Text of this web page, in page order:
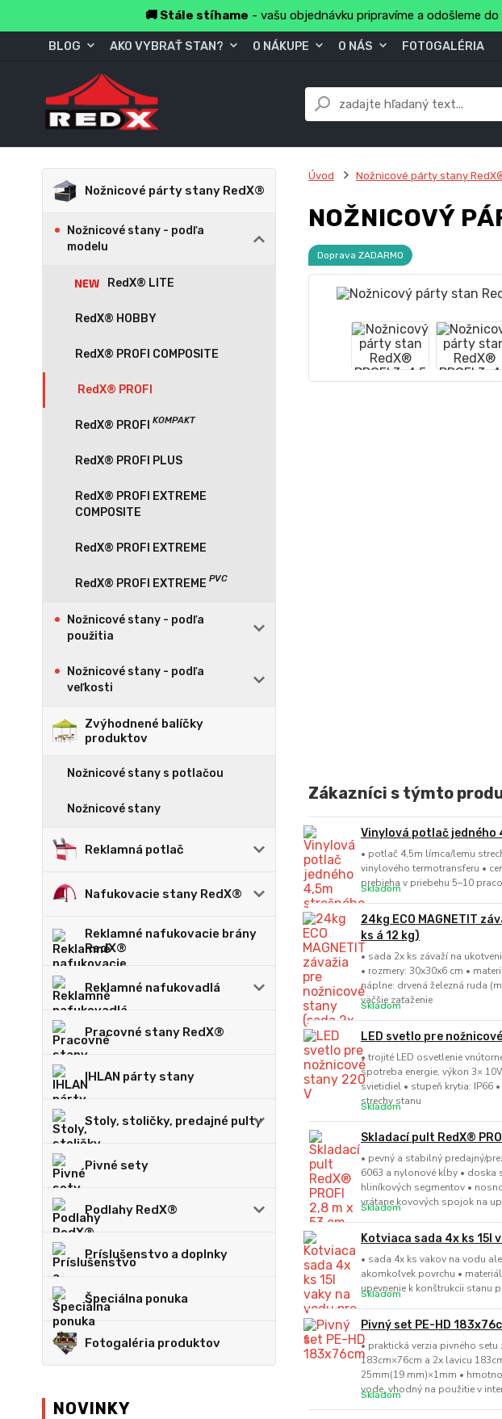
🚚 Stále stíhame - vašu objednávku pripravíme a odošleme
BLOG AKO VYBRAŤ STAN? O NÁKUPE O NÁS FOTOGALÉRIA
Nožnicové párty stany RedX®
Nožnicové stany - podľa
modelu
RedX® LITE
RedX® HOBBY
RedX® PROFI COMPOSITE
RedX® PROFI
RedX® PROFI PLUS
RedX® PROFI EXTREME
COMPOSITE
RedX® PROFI EXTREME
Nožnicové stany - podľa
použitia
Nožnicové stany - podľa
veľkosti
Zvýhodnené balíčky
produktov
Nožnicové stany s potlačou
Nožnicové stany
Reklamná potlač
Nafukovacie stany RedX®
Reklamné nafukovacie brány
RedX®
Reklamné nafukovadlá
Pracovné stany RedX®
IHLAN párty stany
Stoly, stoličky, predajné pulty
Pivné sety
Podlahy RedX®
Príslušenstvo a doplnky
Špeciálna ponuka
Fotogaléria produktov
NOVINKY
Úvod Nožnicové párty stany
NOŽNICOVÝ
Doprava ZADARMO
Zákazníci s týmto
Vinylová potlač jedného
• potlač 4,5m límca/lemu
vinylového termotransferu •
prebieha v priebehu 5–10
Skladom
24kg ECO MAGNETIT
ks á 12 kg)
• sada 2x ks závaží na
• rozmery: 30x30x6 cm •
náplne: drvená železná ruda
väčšie zaťaženie
Skladom
LED svetlo pre
• trojité LED osvetlenie
spotreba energie, výkon 3×
svietidiel • stupeň krytia: IP66
strechy stanu
Skladom
Skladací pult RedX®
• pevný a stabilný predajný/
6063 a nylonové kĺby • doska
hliníkových segmentov •
vrátane kovových spojok na
Skladom
Kotviaca sada 4x ks 15l
• sada 4x ks vakov na vodu
akomkoľvek povrchu •
upevnenie k konštrukcii
Skladom
Pivný set PE-HD
• praktická verzia pivného
183cm×76cm a 2x lavicu
25mm(19 mm)×1mm •
vode, vhodný na použitie v
Skladom